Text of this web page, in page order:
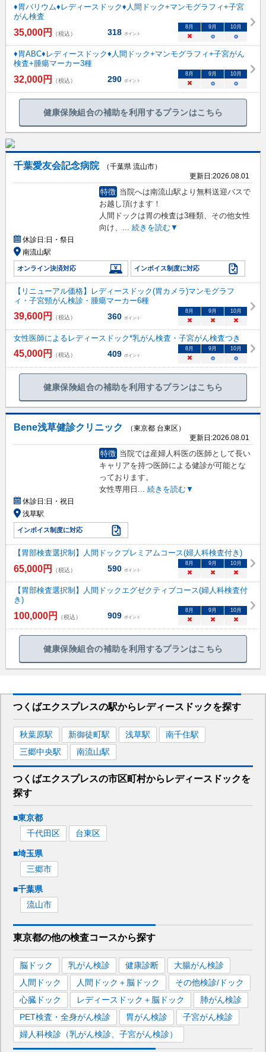
♦胃バリウム♦レディースドック♦人間ドック+マンモグラフィ+子宮
がん検査
35,000円 （税込） 318 ポイント
8月 9月 10月
× ○ ○
♦胃ABC♦レディースドック♦人間ドック+マンモグラフィ+子宮がん
検査+腫瘍マーカー3種
32,000円 （税込） 290 ポイント
8月 9月 10月
× ○ ○
健康保険組合の補助を利用するプランはこちら
千葉愛友会記念病院
（千葉県 流山市）
更新日:2026.08.01
特徴 当院へは南流山駅より無料送迎バスで
お越し頂けます！
人間ドックは胃の検査は3種類、その他女性
向け、
続きを読む▼
休診日:日・祭日
南流山駅
オンライン決済対応 インボイス制度に対応
【リニューアル価格】レディースドック(胃カメラ)マンモグラフ
ィ・子宮頸がん検診・腫瘍マーカー6種
39,600円 （税込） 360 ポイント
8 月 9 月 10月
× × ×
女性医師によるレディースドック*乳がん検査・子宮がん検査つき
45,000円 （税込） 409 ポイント
8 月 9 月 10月
× ○ ○
健康保険組合の補助を利用するプランはこちら
Bene浅草健診クリニック
（東京都 台東区）
更新日:2026.08.01
特徴 当院では産婦人科医の医師として長い
キャリアを持つ医師による健診が可能とな
っております。
女性専用日 ... 続きを読む▼
休診日:日・祝日
浅草駅
インボイス制度に対応
【胃部検査選択制】人間ドックプレミアムコース(婦人科検査付き)
65,000円 （税込） 590 ポイント
8月 9月 10月
× × ×
【胃部検査選択制】人間ドックエグゼクティブコース(婦人科検査付
き)
100,000円 （税込） 909 ポイント
8月 9月 10月
× × ×
健康保険組合の補助を利用するプランはこちら
つくばエクスプレスの駅から レディースドックを探す
秋葉原駅 新御徒町駅 浅草駅 南千住駅
三郷中央駅 南流山駅
つくばエクスプレスの市区町村から レディースドックを
探す
■東京都
千代田区
台東区
■埼玉県
三郷市
■千葉県
流山市
東京都の他の検査コースから探す
脳ドック 乳がん検診 健康診断
大腸がん検診
人間ドック
人間ドック＋脳ドック
その他検診/ドック
心臓ドック
レディースドック＋脳ドック
肺がん検診
PET検査・全身がん検診
胃がん検診
子宮がん検診
婦人科検診（乳がん検診、子宮がん検診）